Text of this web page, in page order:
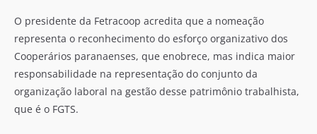
O presidente da Fetracoop acredita que a nomeação
representa o reconhecimento do esforço organizativo dos
Cooperários paranaenses, que enobrece, mas indica maior
responsabilidade na representação do conjunto da
organização laboral na gestão desse patrimônio trabalhista,
que é o FGTS.